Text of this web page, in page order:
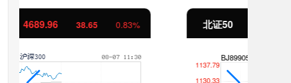
北证50 1129.72 0.61%